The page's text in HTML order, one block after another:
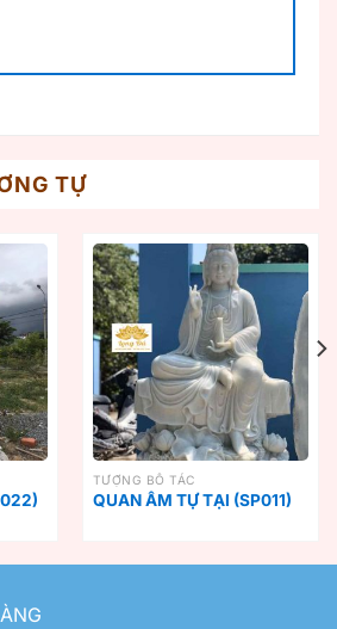
TỰ
TƯỢNG BỒ TÁC
QUAN ÂM TỰ TẠI (SP011)